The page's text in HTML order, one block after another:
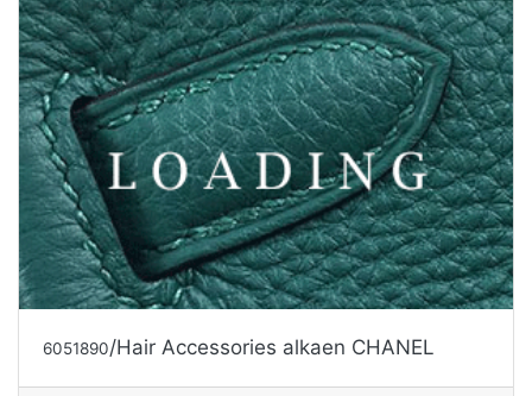
6051890/Hair Accessories alkaen CHANEL